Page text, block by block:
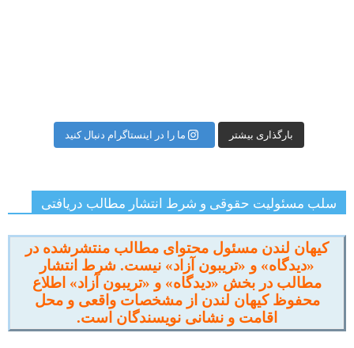
بارگذاری بیشتر ما را در اینستاگرام دنبال کنید
سلب مسئولیت حقوقی و شرط انتشار مطالب دریافتی
کیهان لندن مسئول محتوای مطالب منتشرشده در
«دیدگاه» و «تریبون آزاد» نیست. شرط انتشار
مطالب در بخش «دیدگاه» و «تریبون آزاد» اطلاع
محفوظ کیهان لندن از مشخصات واقعی و محل
اقامت و نشانی نویسندگان است.